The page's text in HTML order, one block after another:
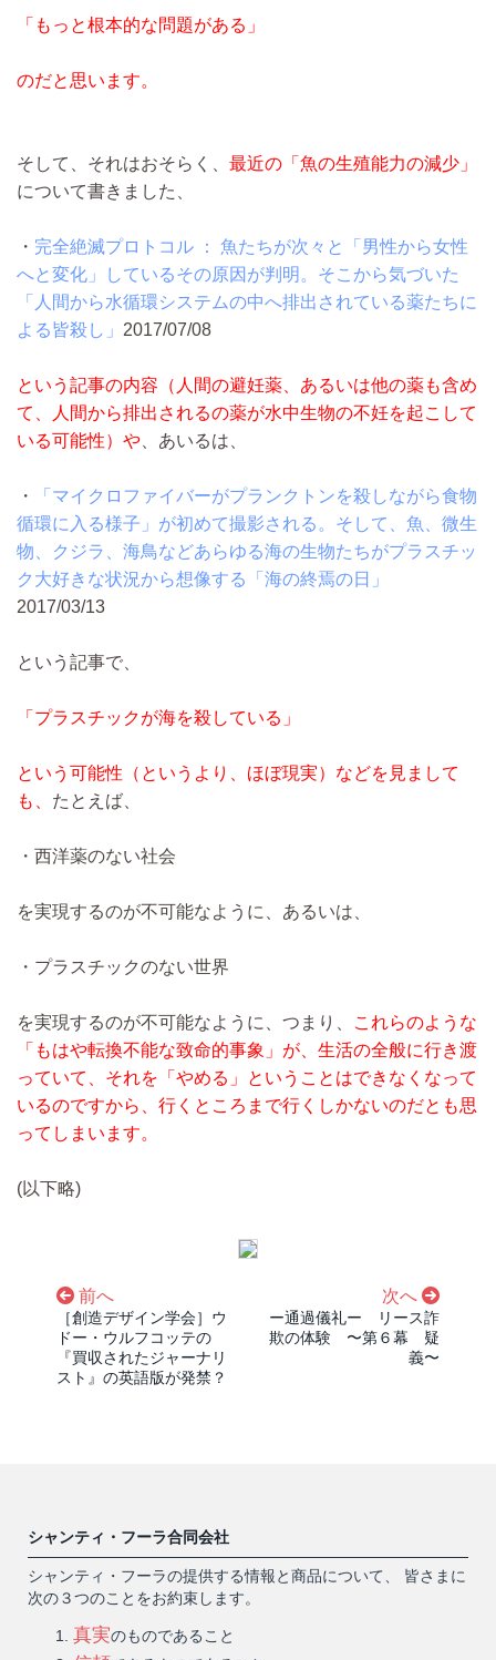
「もっと根本的な問題がある」
のだと思います。
そして、それはおそらく、 最近の「魚の生殖能力の減少」
について書きました、
・ 完全絶滅プロトコル ： 魚たちが次々と「男性から女性
へと変化」しているその原因が判明。そこから気づいた
「人間から水循環システムの中へ排出されている薬たちに
よる皆殺し」 2017/07/08
という記事の内容（人間の避妊薬、あるいは他の薬も含め
て、人間から排出されるの薬が水中生物の不妊を起こして
いる可能性）や 、あいるは、
・
「マイクロファイバーがプランクトンを殺しながら食物
循環に入る様子」が初めて撮影される。そして、魚、微生
物、クジラ、海鳥などあらゆる海の生物たちがプラスチッ
ク大好きな状況から想像する「海の終焉の日」
2017/03/13
という記事で、
「プラスチックが海を殺している」
という可能性（というより、ほぼ現実）などを見まして
も、 たとえば、
・西洋薬のない社会
を実現するのが不可能なように、あるいは、
・プラスチックのない世界
を実現するのが不可能なように、つまり、
これらのような
「もはや転換不能な致命的事象」が、生活の全般に行き渡
っていて、それを「やめる」ということはできなくなって
いるのですから、行くところまで行くしかないのだとも思
ってしまいます。
(以下略)
前へ
［創造デザイン学会］ウ
ドー・ウルフコッテの
『買収されたジャーナリ
スト』の英語版が発禁？
次へ
ー通過儀礼ー リース詐
欺の体験 〜第６幕 疑
義〜
シャンティ・フーラ合同会社
シャンティ・フーラの提供する情報と商品について、 皆さまに
次の３つのことをお約束します。
真実のものであること